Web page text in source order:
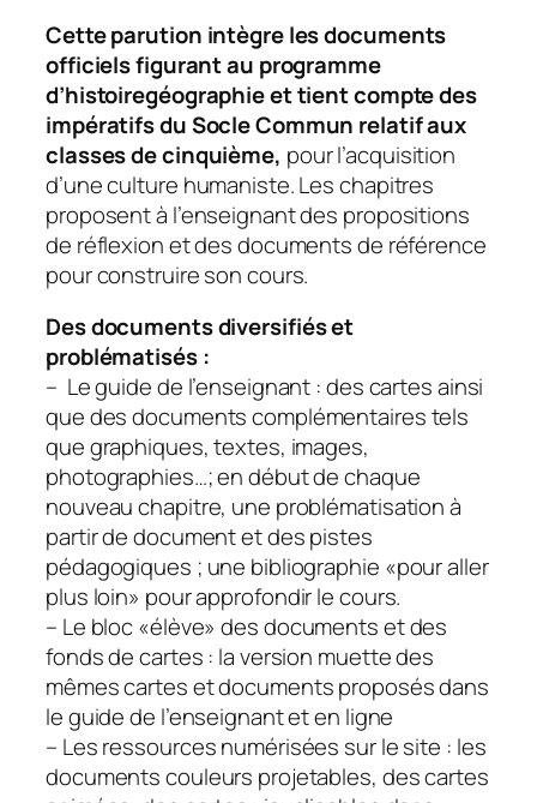
Cette parution intègre les documents
officiels figurant au programme
d’histoire­géographie et tient compte des
impératifs du Socle Commun relatif aux
classes de cinquième, pour l’acquisition
d’une culture humaniste. Les chapitres
proposent à l’enseignant des propositions
de réflexion et des documents de référence
pour construire son cours.
Des documents diversifiés et
problématisés :
– Le guide de l’enseignant : des cartes ainsi
que des documents complémentaires tels
que graphiques, textes, images,
photographies…; en début de chaque
nouveau chapitre, une problématisation à
partir de document et des pistes
pédagogiques ; une bibliographie «pour aller
plus loin» pour approfondir le cours.
– Le bloc «élève» des documents et des
fonds de cartes : la version muette des
mêmes cartes et documents proposés dans
le guide de l’enseignant et en ligne
– Les ressources numérisées sur le site : les
documents couleurs projetables, des cartes